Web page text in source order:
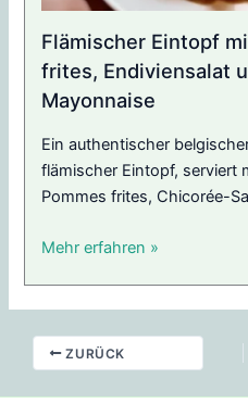
Flämischer Eintopf
frites, Endiviensalat
Mayonnaise
Ein authentischer
flämischer Eintopf, serviert
Pommes frites, Chicorée-
Mehr erfahren »
ZURÜCK